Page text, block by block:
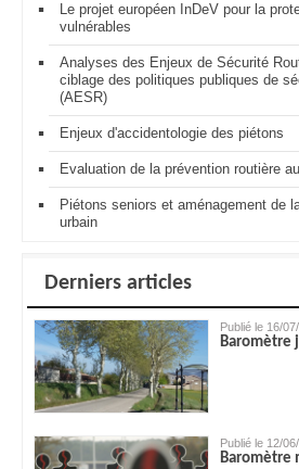
Le projet européen InDeV pour la
vulnérables
Analyses des Enjeux de Sécurité
ciblage des politiques publiques de
(AESR)
Enjeux d'accidentologie des piétons
Evaluation de la prévention routière
Piétons seniors et aménagement de
urbain
Derniers articles
Publié le 16/
Baromètre
Publié le 12/
Baromètre